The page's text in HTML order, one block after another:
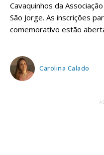
Cavaquinhos da
São Jorge. As inscrições
comemorativo estão
Carolina Calado